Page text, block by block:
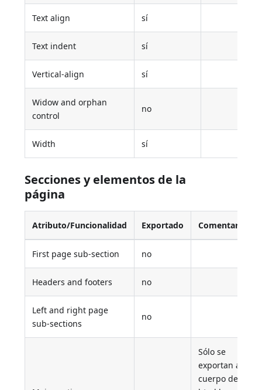
Text align sí
Text indent sí
Vertical-align sí
Widow and orphan
control
no
Width sí
Secciones y elementos de la
página
Atributo/Funcionalidad Exportado Comentario
First page sub-section no
Headers and footers no
Left and right page
sub-sections
no
Sólo se
exportan al
cuerpo del